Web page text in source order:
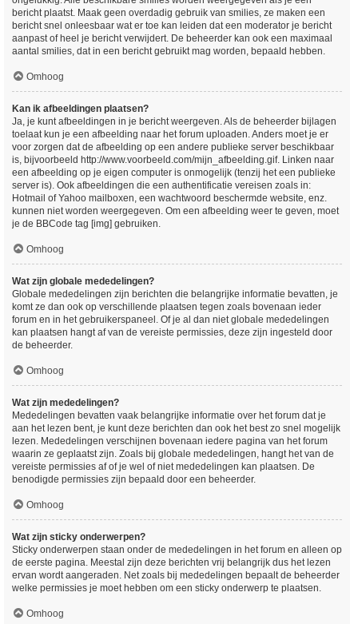
bericht plaatst. Maak geen overdadig gebruik van smilies, ze maken een
bericht snel onleesbaar wat er toe kan leiden dat een moderator je bericht
aanpast of heel je bericht verwijdert. De beheerder kan ook een maximaal
aantal smilies, dat in een bericht gebruikt mag worden, bepaald hebben.
Omhoog
Kan ik afbeeldingen plaatsen?
Ja, je kunt afbeeldingen in je bericht weergeven. Als de beheerder bijlagen
toelaat kun je een afbeelding naar het forum uploaden. Anders moet je er
voor zorgen dat de afbeelding op een andere publieke server beschikbaar
is, bijvoorbeeld http://www.voorbeeld.com/mijn_afbeelding.gif. Linken naar
een afbeelding op je eigen computer is onmogelijk (tenzij het een publieke
server is). Ook afbeeldingen die een authentificatie vereisen zoals in:
Hotmail of Yahoo mailboxen, een wachtwoord beschermde website, enz.
kunnen niet worden weergegeven. Om een afbeelding weer te geven, moet
je de BBCode tag [img] gebruiken.
Omhoog
Wat zijn globale mededelingen?
Globale mededelingen zijn berichten die belangrijke informatie bevatten, je
komt ze dan ook op verschillende plaatsen tegen zoals bovenaan ieder
forum en in het gebruikerspaneel. Of je al dan niet globale mededelingen
kan plaatsen hangt af van de vereiste permissies, deze zijn ingesteld door
de beheerder.
Omhoog
Wat zijn mededelingen?
Mededelingen bevatten vaak belangrijke informatie over het forum dat je
aan het lezen bent, je kunt deze berichten dan ook het best zo snel mogelijk
lezen. Mededelingen verschijnen bovenaan iedere pagina van het forum
waarin ze geplaatst zijn. Zoals bij globale mededelingen, hangt het van de
vereiste permissies af of je wel of niet mededelingen kan plaatsen. De
benodigde permissies zijn bepaald door een beheerder.
Omhoog
Wat zijn sticky onderwerpen?
Sticky onderwerpen staan onder de mededelingen in het forum en alleen op
de eerste pagina. Meestal zijn deze berichten vrij belangrijk dus het lezen
ervan wordt aangeraden. Net zoals bij mededelingen bepaalt de beheerder
welke permissies je moet hebben om een sticky onderwerp te plaatsen.
Omhoog